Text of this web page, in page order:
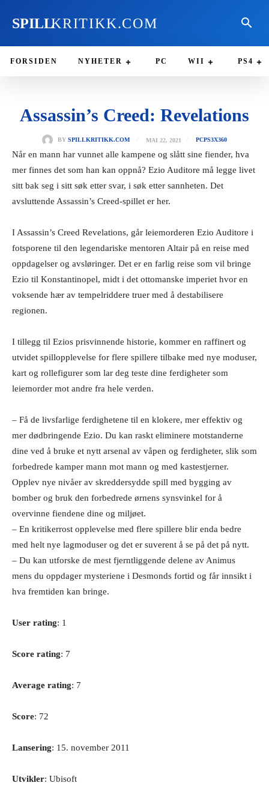
SPILLKRITIKK.COM
FORSIDEN NYHETER PC WII PS4
Assassin’s Creed: Revelations
BY SPILLKRITIKK.COM MAI 22, 2021 PCPS3X360
Når en mann har vunnet alle kampene og slått sine fiender, hva
mer finnes det som han kan oppnå? Ezio Auditore må legge livet
sitt bak seg i sitt søk etter svar, i søk etter sannheten. Det
avsluttende Assassin’s Creed-spillet er her.
I Assassin’s Creed Revelations, går leiemorderen Ezio Auditore i
fotsporene til den legendariske mentoren Altair på en reise med
oppdagelser og avsløringer. Det er en farlig reise som vil bringe
Ezio til Konstantinopel, midt i det ottomanske imperiet hvor en
voksende hær av tempelriddere truer med å destabilisere
regionen.
I tillegg til Ezios prisvinnende historie, kommer en raffinert og
utvidet spillopplevelse for flere spillere tilbake med nye moduser,
kart og rollefigurer som lar deg teste dine ferdigheter som
leiemorder mot andre fra hele verden.
– Få de livsfarlige ferdighetene til en klokere, mer effektiv og
mer dødbringende Ezio. Du kan raskt eliminere motstanderne
dine ved å bruke et nytt arsenal av våpen og ferdigheter, slik som
forbedrede kamper mann mot mann og med kastestjerner.
Opplev nye nivåer av skreddersydde spill med bygging av
bomber og bruk den forbedrede ørnens synsvinkel for å
overvinne fiendene dine og miljøet.
– En kritikerrost opplevelse med flere spillere blir enda bedre
med helt nye lagmoduser og det er suverent å se på det på nytt.
– Du kan utforske de mest fjerntliggende delene av Animus
mens du oppdager mysteriene i Desmonds fortid og får innsikt i
hva fremtiden kan bringe.
User rating: 1
Score rating: 7
Average rating: 7
Score: 72
Lansering: 15. november 2011
Utvikler: Ubisoft